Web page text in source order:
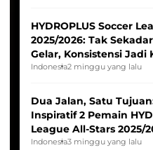
HYDROPLUS Soccer
2025/2026: Tak
Gelar, Konsistensi Jadi
Indonesia2 minggu yang lalu
Dua Jalan, Satu
Inspiratif 2 Pemain
League All-Stars 2025/
Seleksi Timnas
Indonesia3 minggu yang lalu